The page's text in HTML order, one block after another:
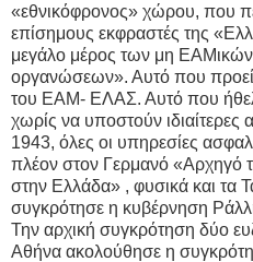
«εθνικόφρονος» χώρου, που
επίσημους εκφραστές της
μεγάλο μέρος των μη ΕΑΜικών
οργανώσεων». Αυτό που
του ΕΑΜ- ΕΛΑΣ. Αυτό που
χωρίς να υποστούν
1943, όλες οι υπηρεσίες
πλέον στον Γερμανό «Αρχηγό
στην Ελλάδα» , φυσικά και τα
συγκρότησε η κυβέρνηση
Την αρχική συγκρότηση δύο
Αθήνα ακολούθησε η